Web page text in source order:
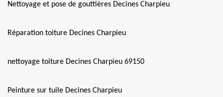
Nettoyage et pose de gouttières Decines Charpieu
Réparation toiture Decines Charpieu
nettoyage toiture Decines Charpieu 69150
Peinture sur tuile Decines Charpieu